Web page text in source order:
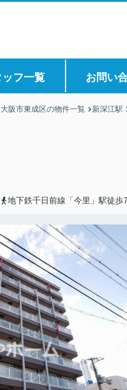
ッフ一覧 お問い
大阪市東成区の物件一覧 新深江駅
地下鉄千日前線「今里」駅徒歩